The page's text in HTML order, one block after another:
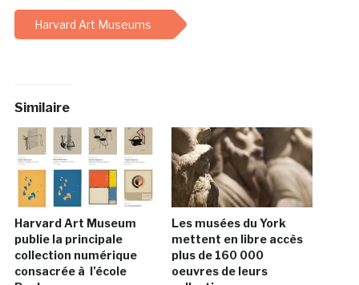
Harvard Art Museums
Similaire
Harvard Art Museum
publie la principale
collection numérique
consacrée à l’école
Les musées du York
mettent en libre accès
plus de 160 000
oeuvres de leurs